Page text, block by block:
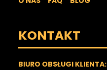
KONTAKT
BIURO OBSŁUGI KLIENTA: